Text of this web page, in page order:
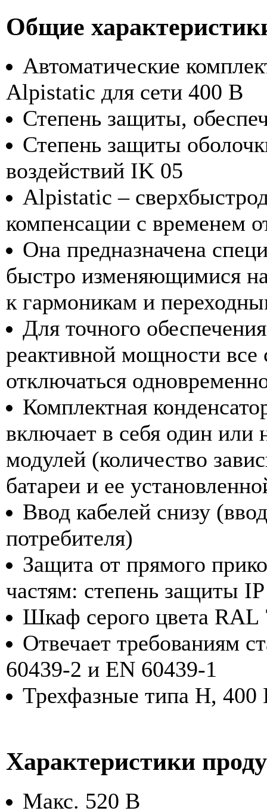
Общие
Автоматические
Alpistatic для сети 400 В
Степень защиты,
Степень защиты
воздействий IK 05
Alpistatic –
компенсации с временем
Она предназначена
быстро изменяющимися
к гармоникам и
Для точного
реактивной мощности все
отключаться
Комплектная
включает в себя один
модулей (количество
батареи и ее
Ввод кабелей снизу
потребителя)
Защита от прямого
частям: степень защиты
Шкаф серого цвета
Отвечает требованиям
60439-2 и EN 60439-1
Трехфазные типа H,
Характеристики
Макс. 520 В